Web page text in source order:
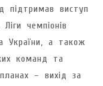
підтримав виступ
чемпіонів
України, а також
команд та
– вихід за